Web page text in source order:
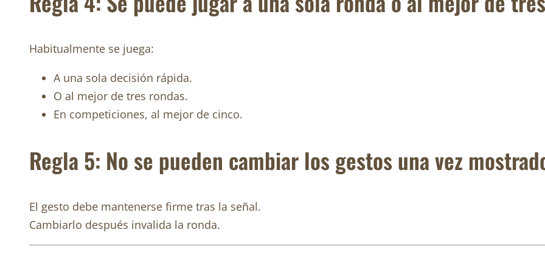
Habitualmente se juega:
A una sola decisión rápida.
O al mejor de tres rondas.
En competiciones, al mejor de cinco.
Regla 5: No se pueden cambiar los gestos una vez
El gesto debe mantenerse firme tras la señal.
Cambiarlo después invalida la ronda.